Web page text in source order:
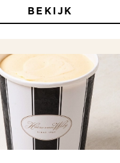
BEKIJK